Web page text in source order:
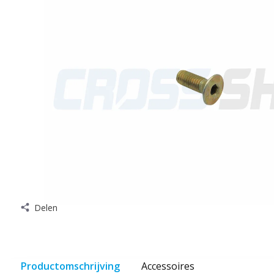
Delen
Productomschrijving Accessoires